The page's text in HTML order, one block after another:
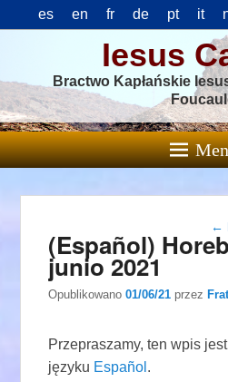
es en fr de pt it
Iesus
Bractwo Kapłańskie
←
(Español)
junio 2021
Opublikowano01/06/21 przez
Przepraszamy, ten wpis
języku Español .